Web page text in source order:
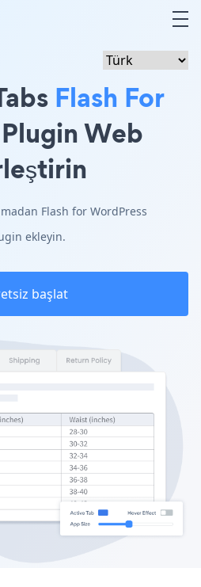
Flash For
Plugin Web
Flash for WordPress
ekleyin.
başlat